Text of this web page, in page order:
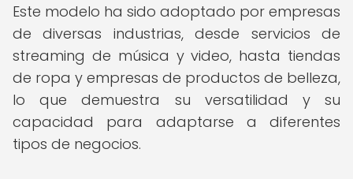
Este modelo ha sido adoptado por empresas
de diversas industrias, desde servicios de
streaming de música y video, hasta tiendas
de ropa y empresas de productos de belleza,
lo que demuestra su versatilidad y su
capacidad para adaptarse a diferentes
tipos de negocios.